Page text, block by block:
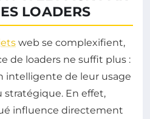
LOADERS
web se complexifient,
de loaders ne suffit plus :
intelligente de leur usage
En effet,
influence directement